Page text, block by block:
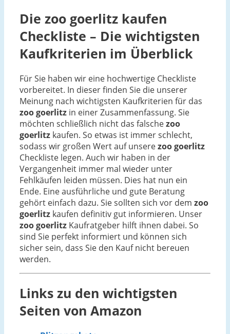
Die zoo goerlitz kaufen
Checkliste – Die wichtigsten
Kaufkriterien im Überblick
Für Sie haben wir eine hochwertige Checkliste
vorbereitet. In dieser finden Sie die unserer
Meinung nach wichtigsten Kaufkriterien für das
zoo goerlitz in einer Zusammenfassung. Sie
möchten schließlich nicht das falschezoo
goerlitz kaufen. So etwas ist immer schlecht,
sodass wir großen Wert auf unserezoo goerlitz
Checkliste legen. Auch wir haben in der
Vergangenheit immer mal wieder unter
Fehlkäufen leiden müssen. Dies hat nun ein
Ende. Eine ausführliche und gute Beratung
gehört einfach dazu. Sie sollten sich vor dem zoo
goerlitz kaufen definitiv gut informieren. Unser
zoo goerlitz Kaufratgeber hilft ihnen dabei. So
sind Sie perfekt informiert und können sich
sicher sein, dass Sie den Kauf nicht bereuen
werden.
Links zu den wichtigsten
Seiten von Amazon